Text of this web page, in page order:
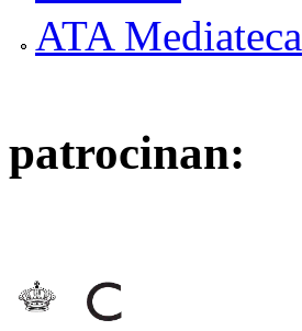
ATA Mediateca
patrocinan: